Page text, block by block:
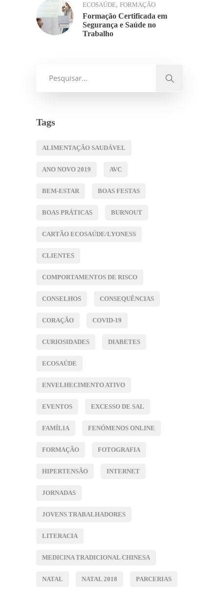
ECOSAÚDE, FORMAÇÃO
Formação Certificada em
Segurança e Saúde no
Trabalho
Tags
ALIMENTAÇÃO SAUDÁVEL
ANO NOVO 2019 AVC
BEM-ESTAR BOAS FESTAS
BOAS PRÁTICAS BURNOUT
CARTÃO ECOSAÚDE/LYONESS
CLIENTES
COMPORTAMENTOS DE RISCO
CONSELHOS CONSEQUÊNCIAS
CORAÇÃO COVID-19
CURIOSIDADES DIABETES
ECOSAÚDE
ENVELHECIMENTO ATIVO
EVENTOS EXCESSO DE SAL
FAMÍLIA FENÓMENOS ONLINE
FORMAÇÃO FOTOGRAFIA
HIPERTENSÃO INTERNET
JORNADAS
JOVENS TRABALHADORES
LITERACIA
MEDICINA TRADICIONAL CHINESA
NATAL NATAL 2018 PARCERIAS